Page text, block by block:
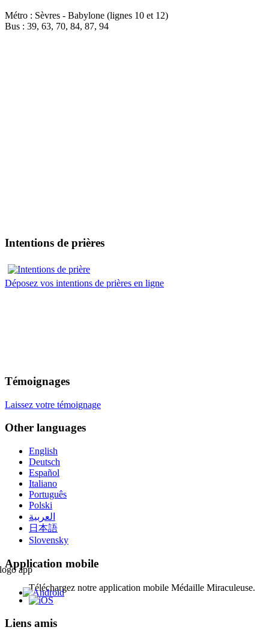
Métro : Sèvres - Babylone (lignes 10 et 12)
Bus : 39, 63, 70, 84, 87, 94
Intentions de prières
Déposez vos intentions de prières en ligne
Témoignages
Laissez votre témoignage
Other languages
English
Deutsch
Español
Italiano
Português
Polski
العربية
日本語
Slovensky
Application mobile
Téléchargez notre application mobile Médaille Miraculeuse.
Liens amis